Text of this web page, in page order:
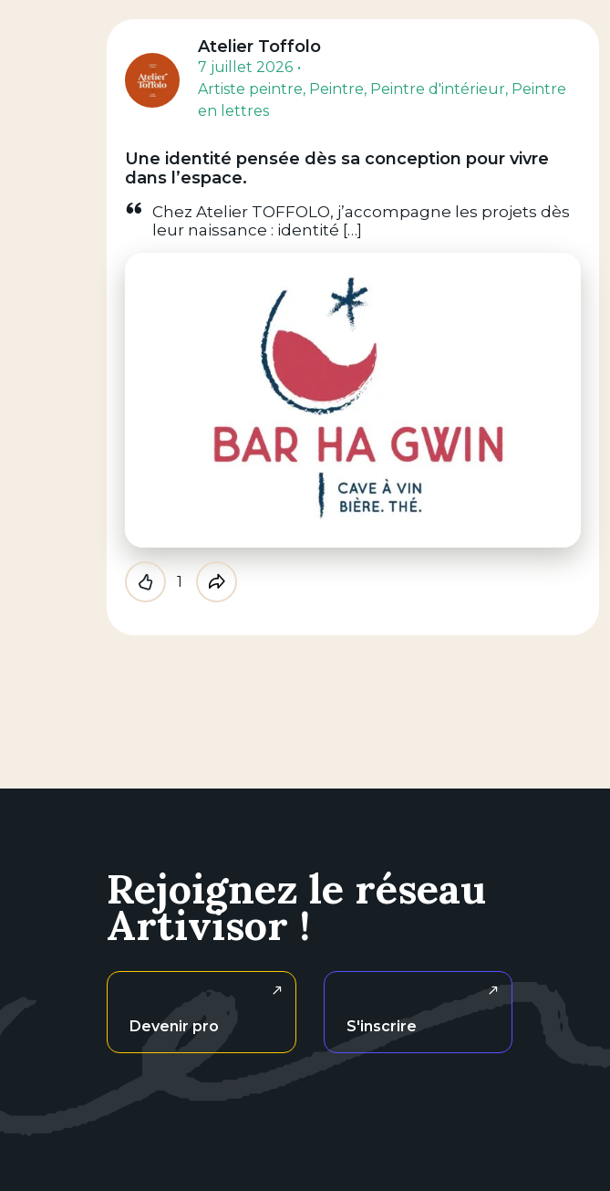
Atelier Toffolo
7 juillet 2026
Artiste peintre, Peintre, Peintre d'intérieur, Peintre
en lettres
Une identité pensée dès sa conception pour vivre
dans l’espace.
Chez Atelier TOFFOLO, j’accompagne les projets dès
leur naissance : identité […]
Like
1
Partager
Rejoignez le réseau
Artivisor !
Devenir pro S'inscrire